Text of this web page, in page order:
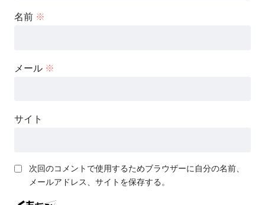
名前 ※
メール ※
サイト
次回のコメントで使用するためブラウザーに自分の名前、
メールアドレス、サイトを保存する。